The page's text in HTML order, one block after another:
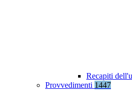
Recapiti
Provvedimenti 1447